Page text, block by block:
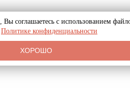
Вы соглашаетесь с использованием
Политике конфиденциальности
ХОРОШО